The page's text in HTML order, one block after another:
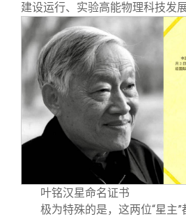
建设运行、实验高能物理科技发
叶铭汉星命名证书
极为特殊的是，这两位“星主